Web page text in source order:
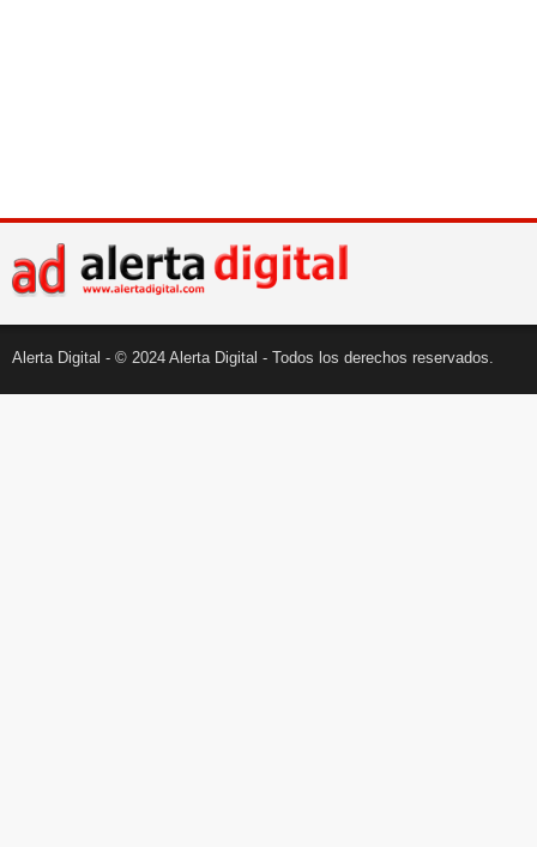
Alerta Digital - © 2024 Alerta Digital - Todos los derechos reservados.